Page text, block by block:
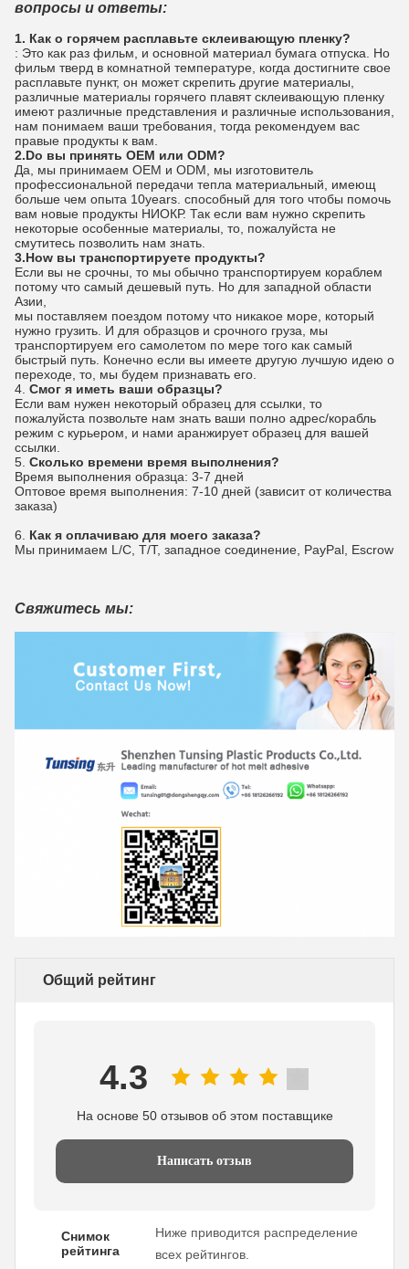
вопросы и ответы:
1. Как о горячем расплавьте склеивающую пленку?
: Это как раз фильм, и основной материал бумага отпуска. Но
фильм тверд в комнатной температуре, когда достигните свое
расплавьте пункт, он может скрепить другие материалы,
различные материалы горячего плавят склеивающую пленку
имеют различные представления и различные использования,
нам понимаем ваши требования, тогда рекомендуем вас
правые продукты к вам.
2.Do вы принять OEM или ODM?
Да, мы принимаем OEM и ODM, мы изготовитель
профессиональной передачи тепла материальный, имеющ
больше чем опыта 10years. способный для того чтобы помочь
вам новые продукты НИОКР. Так если вам нужно скрепить
некоторые особенные материалы, то, пожалуйста не
смутитесь позволить нам знать.
3.How вы транспортируете продукты?
Если вы не срочны, то мы обычно транспортируем кораблем
потому что самый дешевый путь. Но для западной области
Азии,
мы поставляем поездом потому что никакое море, который
нужно грузить. И для образцов и срочного груза, мы
транспортируем его самолетом по мере того как самый
быстрый путь. Конечно если вы имеете другую лучшую идею о
переходе, то, мы будем признавать его.
4. Смог я иметь ваши образцы?
Если вам нужен некоторый образец для ссылки, то
пожалуйста позвольте нам знать ваши полно адрес/корабль
режим с курьером, и нами аранжирует образец для вашей
ссылки.
5. Сколько времени время выполнения?
Время выполнения образца: 3-7 дней
Оптовое время выполнения: 7-10 дней (зависит от количества
заказа)
6. Как я оплачиваю для моего заказа?
Мы принимаем L/C, T/T, западное соединение, PayPal, Escrow
Свяжитесь мы:
Общий рейтинг
4.3
На основе 50 отзывов об этом поставщике
Написать отзыв
Снимок
рейтинга
Ниже приводится распределение
всех рейтингов.